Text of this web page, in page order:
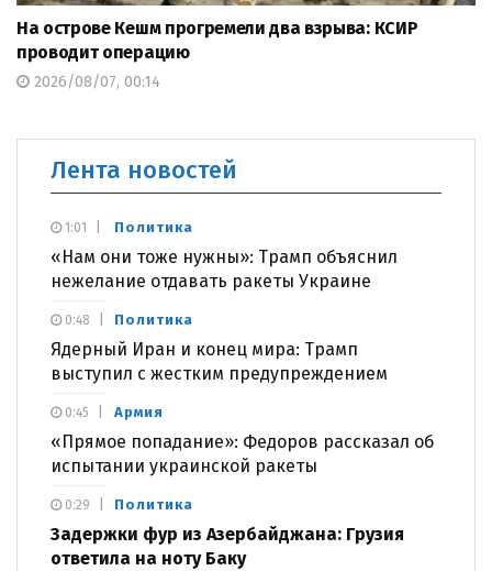
На острове Кешм прогремели два взрыва: КСИР
проводит операцию
2026/08/07, 00:14
Лента новостей
Политика
«Нам они тоже нужны»: Трамп объяснил
нежелание отдавать ракеты Украине
1:01
Политика
Ядерный Иран и конец мира: Трамп
выступил с жестким предупреждением
0:48
Армия
«Прямое попадание»: Федоров рассказал об
испытании украинской ракеты
0:45
Политика
Задержки фур из Азербайджана: Грузия
ответила на ноту Баку
0:29